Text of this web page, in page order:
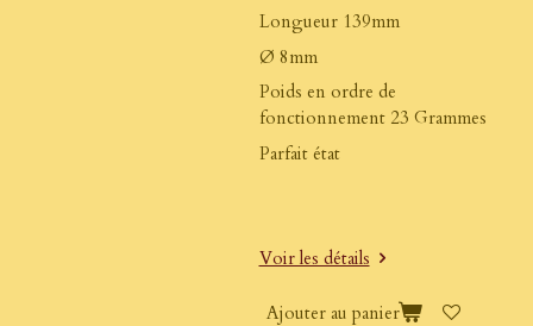
Longueur 139mm
Ø 8mm
Poids en ordre de
fonctionnement 23 Grammes
Parfait état
Voir les détails
Ajouter au panier